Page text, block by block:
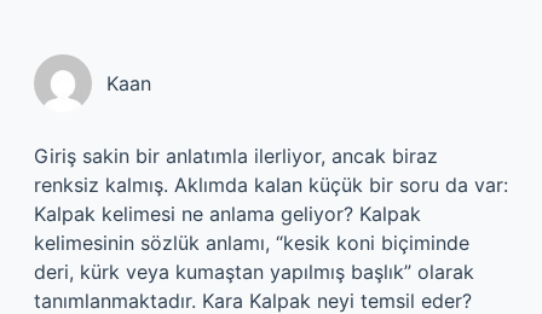
Kaan
Giriş sakin bir anlatımla ilerliyor, ancak biraz
renksiz kalmış. Aklımda kalan küçük bir soru da var:
Kalpak kelimesi ne anlama geliyor? Kalpak
kelimesinin sözlük anlamı, “kesik koni biçiminde
deri, kürk veya kumaştan yapılmış başlık” olarak
tanımlanmaktadır. Kara Kalpak neyi temsil eder?